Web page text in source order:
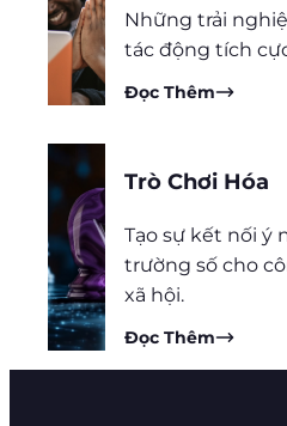
Những trải
tác động tích
Đọc Thêm
Trò Chơi Hóa
Tạo sự kết nối ý
trường số cho
xã hội.
Đọc Thêm